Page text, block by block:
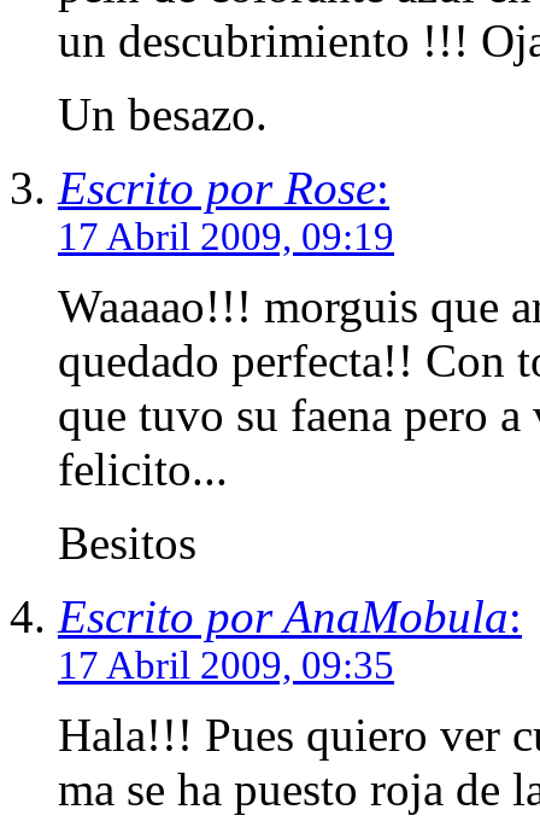
un descubrimiento !!!
Un besazo.
Escrito por Rose:
17 Abril 2009, 09:19
Waaaao!!! morguis que
quedado perfecta!! Con
que tuvo su faena pero
felicito...
Besitos
Escrito por AnaMobula:
17 Abril 2009, 09:35
Hala!!! Pues quiero ver
ma se ha puesto roja